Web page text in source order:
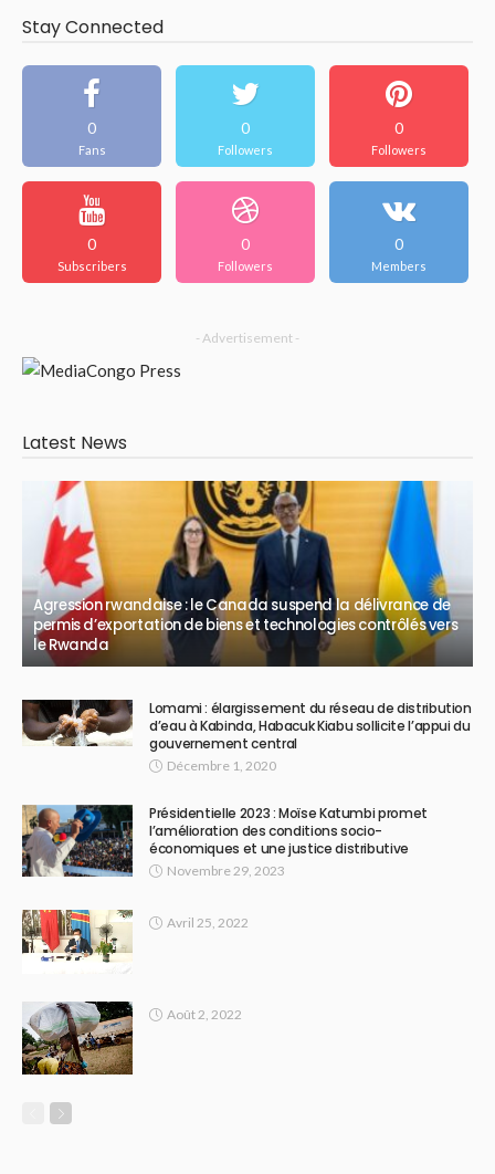
Stay Connected
0
Fans
0
Followers
0
Followers
0
Subscribers
0
Followers
0
Members
- Advertisement -
Latest News
Agression rwandaise : le Canada suspend la délivrance de
permis d’exportation de biens et technologies contrôlés vers
le Rwanda
Lomami : élargissement du réseau de distribution
d’eau à Kabinda, Habacuk Kiabu sollicite l’appui du
gouvernement central
Décembre 1, 2020
Présidentielle 2023 : Moïse Katumbi promet
l’amélioration des conditions socio-
économiques et une justice distributive
Novembre 29, 2023
Avril 25, 2022
Août 2, 2022